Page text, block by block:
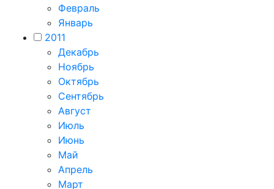
Февраль
Январь
2011
Декабрь
Ноябрь
Октябрь
Сентябрь
Август
Июль
Июнь
Май
Апрель
Март